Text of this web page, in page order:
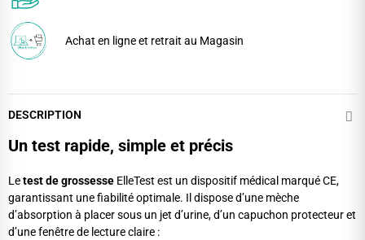
Achat en ligne et retrait au Magasin
DESCRIPTION
Un test rapide, simple et précis
Letest de grossesse ElleTest est un dispositif médical marqué CE,
garantissant une fiabilité optimale. Il dispose d’une mèche
d’absorption à placer sous un jet d’urine, d’un capuchon protecteur et
d’une fenêtre de lecture claire :